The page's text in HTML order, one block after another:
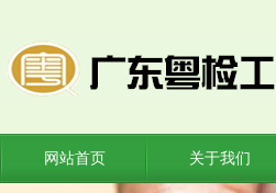
网站首页 关于我们